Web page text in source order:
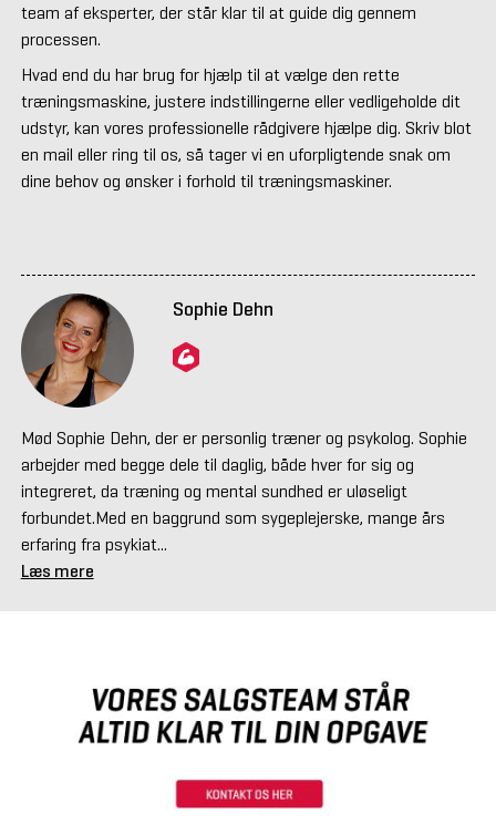
team af eksperter, der står klar til at guide dig gennem
processen.
Hvad end du har brug for hjælp til at vælge den rette
træningsmaskine, justere indstillingerne eller vedligeholde dit
udstyr, kan vores professionelle rådgivere hjælpe dig. Skriv blot
en mail eller ring til os, så tager vi en uforpligtende snak om
dine behov og ønsker i forhold til træningsmaskiner.
Sophie Dehn
Mød Sophie Dehn, der er personlig træner og psykolog. Sophie
arbejder med begge dele til daglig, både hver for sig og
integreret, da træning og mental sundhed er uløseligt
forbundet.Med en baggrund som sygeplejerske, mange års
erfaring fra psykiat...
Læs mere